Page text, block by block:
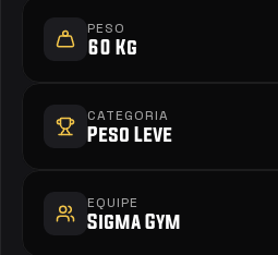
PESO
60 Kg
CATEGORIA
Peso Leve
EQUIPE
Sigma Gym